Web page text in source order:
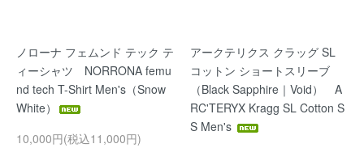
ノローナ フェムンド テック テ
ィーシャツ NORRONA femu
nd tech T-Shirt Men's（Snow
White）
10,000円(税込11,000円)
アークテリクス クラッグ SL
コットン ショートスリーブ
（Black Sapphire｜Void） A
RC'TERYX Kragg SL Cotton S
S Men's